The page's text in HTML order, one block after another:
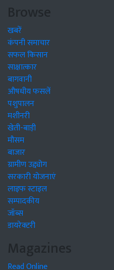
Browse
खबरें
कंपनी समाचार
सफल किसान
साक्षात्कार
बागवानी
औषधीय फसलें
पशुपालन
मशीनरी
खेती-बाड़ी
मौसम
बाजार
ग्रामीण उद्द्योग
सरकारी योजनाएं
लाइफ स्टाइल
सम्पादकीय
जॉब्स
डायरेक्टरी
Magazines
Read Online